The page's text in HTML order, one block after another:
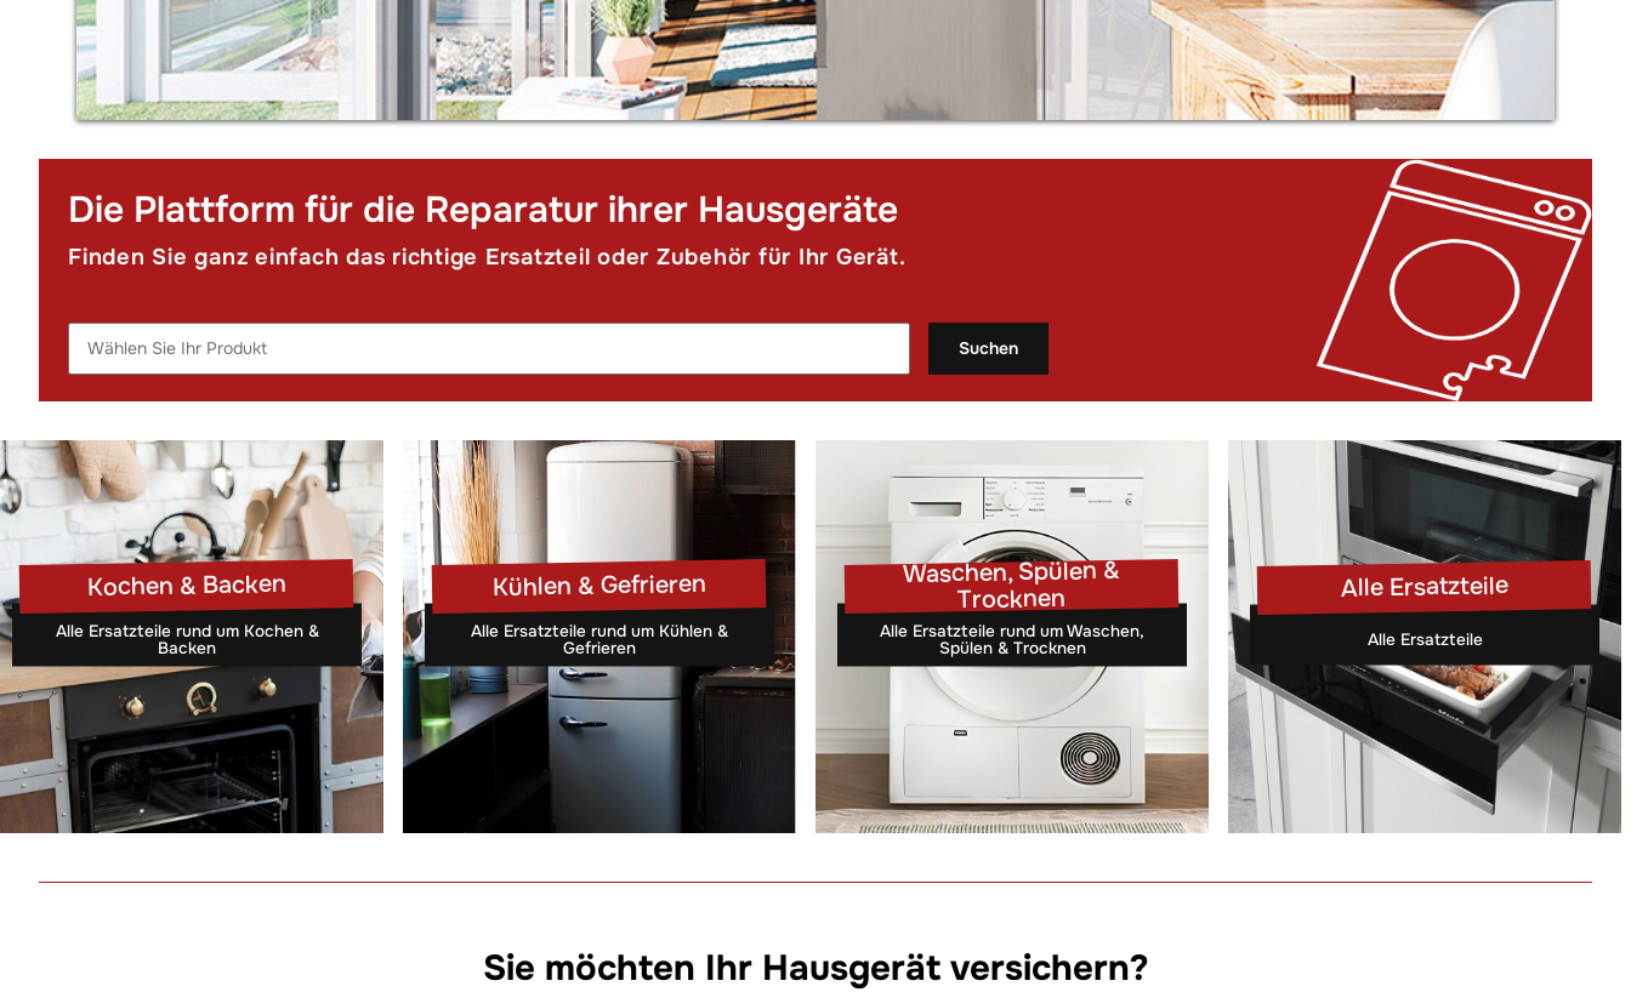
Die Plattform für die Reparatur ihrer Hausgeräte
Finden Sie ganz einfach das richtige Ersatzteil oder Zubehör für Ihr Gerät.
Suchen
Kochen & Backen
Alle Ersatzteile rund um Kochen &
Backen
Kühlen & Gefrieren
Alle Ersatzteile rund um Kühlen &
Gefrieren
Waschen, Spülen &
Trocknen
Alle Ersatzteile rund um Waschen,
Spülen & Trocknen
Alle Ersatzteile
Alle Ersatzteile
Sie möchten Ihr Hausgerät versichern?